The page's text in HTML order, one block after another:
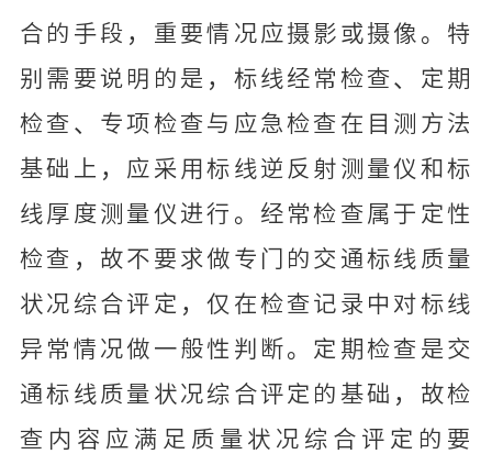
合的手段，重要情况应摄影或摄像。特
别需要说明的是，标线经常检查、定期
检查、专项检查与应急检查在目测方法
基础上，应采用标线逆反射测量仪和标
线厚度测量仪进行。经常检查属于定性
检查，故不要求做专门的交通标线质量
状况综合评定，仅在检查记录中对标线
异常情况做一般性判断。定期检查是交
通标线质量状况综合评定的基础，故检
查内容应满足质量状况综合评定的要